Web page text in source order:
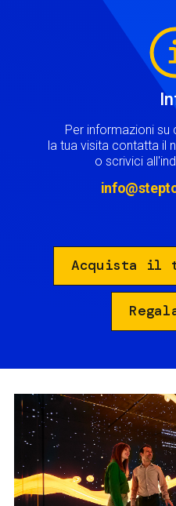
Per informazioni
la tua visita contatta il
o scrivici
Acquista il